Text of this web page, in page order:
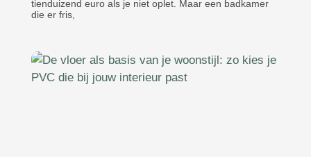
tienduizend euro als je niet oplet. Maar een badkamer
die er fris,